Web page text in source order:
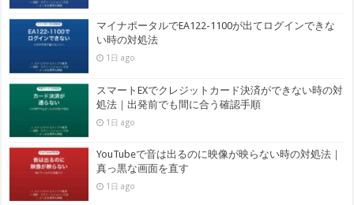
マイナポータルでEA122-1100が出てログインできな
い時の対処法
1日 ago
スマートEXでクレジットカード決済ができない時の対
処法｜出発前でも間に合う確認手順
1日 ago
YouTubeで音は出るのに映像が映らない時の対処法｜
真っ黒な画面を直す
1日 ago